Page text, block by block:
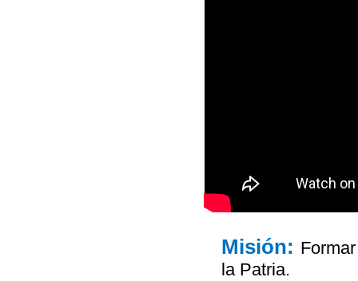
Misión:
la Patria.